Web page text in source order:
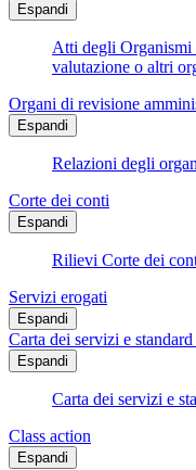
Espandi
Atti degli Organismi
valutazione o altri
Organi di revisione
Espandi
Relazioni degli
Corte dei conti
Espandi
Rilievi Corte dei
Servizi erogati
Espandi
Carta dei servizi e
Espandi
Carta dei servizi e
Class action
Espandi